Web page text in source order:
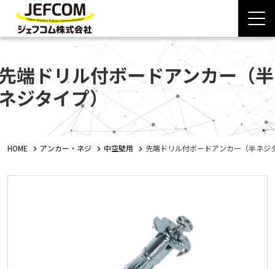
端ドリル付ボードアンカー（半
ジタイプ）
HOME アンカー・ネジ 中空壁用 先端ドリル付ボードアンカー（半ネジ